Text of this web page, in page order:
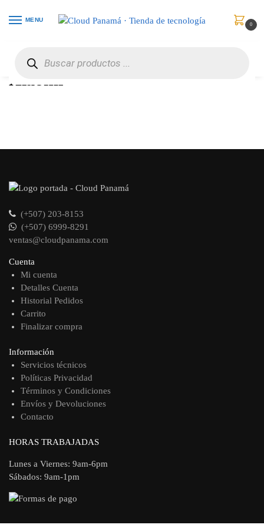
MENU
0
Xiaomi
(+507) 203-8153
(+507) 6999-8291
ventas@cloudpanama.com
Cuenta
Mi cuenta
Detalles Cuenta
Historial Pedidos
Carrito
Finalizar compra
Información
Servicios técnicos
Políticas Privacidad
Términos y Condiciones
Envíos y Devoluciones
Contacto
HORAS TRABAJADAS
Lunes a Viernes: 9am-6pm
Sábados: 9am-1pm